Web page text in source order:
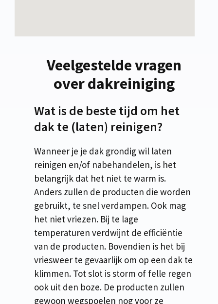
Veelgestelde vragen
over dakreiniging
Wat is de beste tijd om het
dak te (laten) reinigen?
Wanneer je je dak grondig wil laten
reinigen en/of nabehandelen, is het
belangrijk dat het niet te warm is.
Anders zullen de producten die worden
gebruikt, te snel verdampen. Ook mag
het niet vriezen. Bij te lage
temperaturen verdwijnt de efficiëntie
van de producten. Bovendien is het bij
vriesweer te gevaarlijk om op een dak te
klimmen. Tot slot is storm of felle regen
ook uit den boze. De producten zullen
gewoon wegspoelen nog voor ze